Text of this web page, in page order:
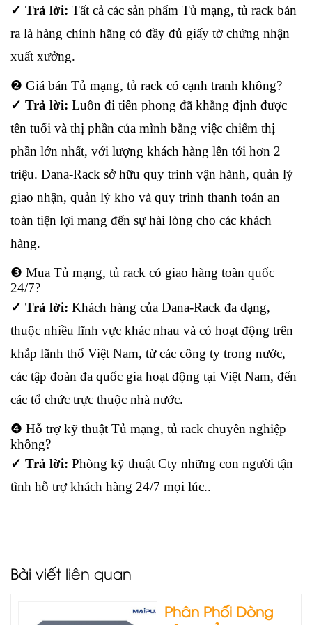
✓ Trả lời: Tất cả các sản phẩm Tủ mạng, tủ rack bán
ra là hàng chính hãng có đầy đủ giấy tờ chứng nhận
xuất xưởng.
❷ Giá bán Tủ mạng, tủ rack có cạnh tranh không?
✓ Trả lời: Luôn đi tiên phong đã khẳng định được
tên tuổi và thị phần của mình bằng việc chiếm thị
phần lớn nhất, với lượng khách hàng lên tới hơn 2
triệu. Dana-Rack sở hữu quy trình vận hành, quản lý
giao nhận, quản lý kho và quy trình thanh toán an
toàn tiện lợi mang đến sự hài lòng cho các khách
hàng.
❸ Mua Tủ mạng, tủ rack có giao hàng toàn quốc
24/7?
✓ Trả lời: Khách hàng của Dana-Rack đa dạng,
thuộc nhiều lĩnh vực khác nhau và có hoạt động trên
khắp lãnh thổ Việt Nam, từ các công ty trong nước,
các tập đoàn đa quốc gia hoạt động tại Việt Nam, đến
các tổ chức trực thuộc nhà nước.
❹ Hỗ trợ kỹ thuật Tủ mạng, tủ rack chuyên nghiệp
không?
✓ Trả lời: Phòng kỹ thuật Cty những con người tận
tình hỗ trợ khách hàng 24/7 mọi lúc..
Bài viết liên quan
Phân Phối Dòng